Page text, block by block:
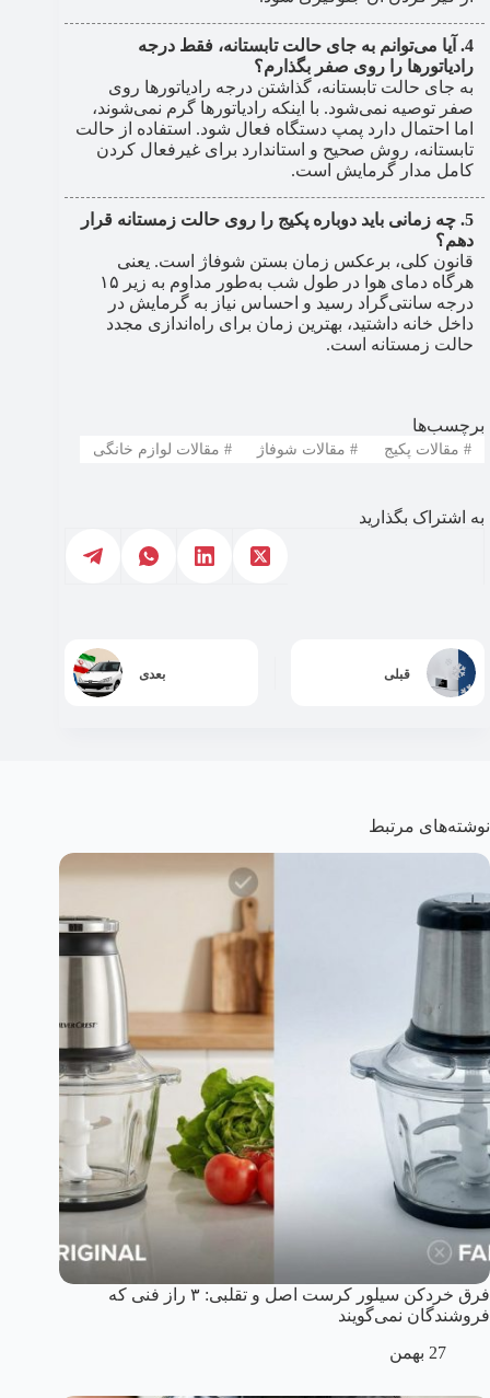
آیا می‌توانم به جای حالت تابستانه، فقط درجه
رادیاتورها را روی صفر بگذارم؟
به جای حالت تابستانه، گذاشتن درجه رادیاتورها روی
صفر توصیه نمی‌شود. با اینکه رادیاتورها گرم نمی‌شوند،
اما احتمال دارد پمپ دستگاه فعال شود. استفاده از حالت
تابستانه، روش صحیح و استاندارد برای غیرفعال کردن
کامل مدار گرمایش است.
چه زمانی باید دوباره پکیج را روی حالت زمستانه قرار
دهم؟
قانون کلی، برعکس زمان بستن شوفاژ است. یعنی
هرگاه دمای هوا در طول شب به‌طور مداوم به زیر ۱۵
درجه سانتی‌گراد رسید و احساس نیاز به گرمایش در
داخل خانه داشتید، بهترین زمان برای راه‌اندازی مجدد
حالت زمستانه است.
برچسب‌ها
#مقالات پکیج #مقالات شوفاژ # مقالات لوازم خانگی
به اشتراک بگذارید
قبلی بعدی
نوشته‌های مرتبط
فرق خردکن سیلور کرست اصل و تقلبی: ۳ راز فنی که
فروشندگان نمی‌گویند
27 بهمن